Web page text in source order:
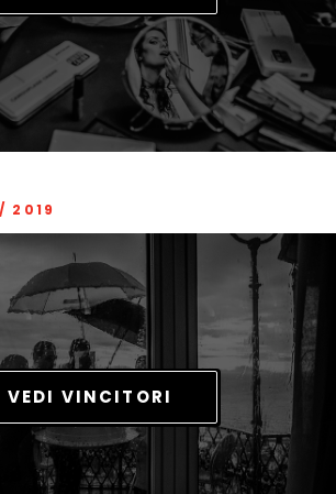
2019
VEDI VINCITORI